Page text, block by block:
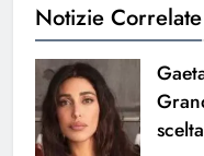
Notizie Correlate